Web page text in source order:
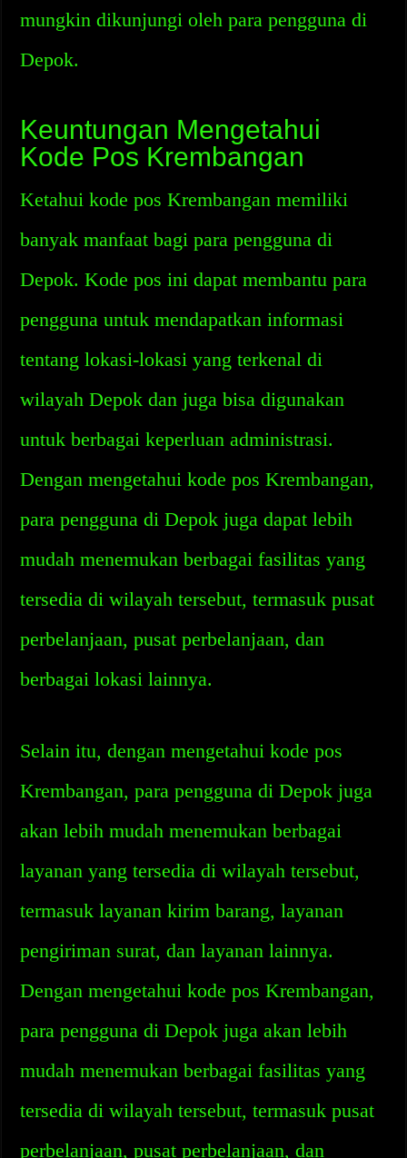
mungkin dikunjungi oleh para pengguna di
Depok.
Keuntungan Mengetahui
Kode Pos Krembangan
Ketahui kode pos Krembangan memiliki
banyak manfaat bagi para pengguna di
Depok. Kode pos ini dapat membantu para
pengguna untuk mendapatkan informasi
tentang lokasi-lokasi yang terkenal di
wilayah Depok dan juga bisa digunakan
untuk berbagai keperluan administrasi.
Dengan mengetahui kode pos Krembangan,
para pengguna di Depok juga dapat lebih
mudah menemukan berbagai fasilitas yang
tersedia di wilayah tersebut, termasuk pusat
perbelanjaan, pusat perbelanjaan, dan
berbagai lokasi lainnya.
Selain itu, dengan mengetahui kode pos
Krembangan, para pengguna di Depok juga
akan lebih mudah menemukan berbagai
layanan yang tersedia di wilayah tersebut,
termasuk layanan kirim barang, layanan
pengiriman surat, dan layanan lainnya.
Dengan mengetahui kode pos Krembangan,
para pengguna di Depok juga akan lebih
mudah menemukan berbagai fasilitas yang
tersedia di wilayah tersebut, termasuk pusat
perbelanjaan, pusat perbelanjaan, dan